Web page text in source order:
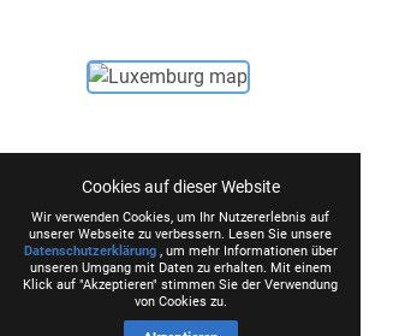
Cookies auf dieser Website
Wir verwenden Cookies, um Ihr Nutzererlebnis auf
unserer Webseite zu verbessern. Lesen Sie unsere
Datenschutzerklärung, um mehr Informationen über
unseren Umgang mit Daten zu erhalten. Mit einem
Klick auf "Akzeptieren" stimmen Sie der Verwendung
von Cookies zu.